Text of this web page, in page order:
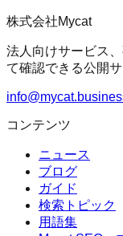
株式会社Mycat
法人向けサービス
て確認できる公開サ
コンテンツ
ニュース
ブログ
ガイド
検索トピック
用語集